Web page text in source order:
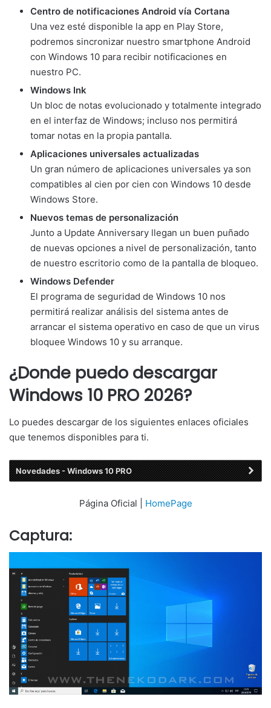
Centro de notificaciones Android vía Cortana
Una vez esté disponible la app en Play Store,
podremos sincronizar nuestro smartphone Android
con Windows 10 para recibir notificaciones en
nuestro PC.
Windows Ink
Un bloc de notas evolucionado y totalmente integrado
en el interfaz de Windows; incluso nos permitirá
tomar notas en la propia pantalla.
Aplicaciones universales actualizadas
Un gran número de aplicaciones universales ya son
compatibles al cien por cien con Windows 10 desde
Windows Store.
Nuevos temas de personalización
Junto a Update Anniversary llegan un buen puñado
de nuevas opciones a nivel de personalización, tanto
de nuestro escritorio como de la pantalla de bloqueo.
Windows Defender
El programa de seguridad de Windows 10 nos
permitirá realizar análisis del sistema antes de
arrancar el sistema operativo en caso de que un virus
bloquee Windows 10 y su arranque.
¿Donde puedo descargar
Windows 10 PRO 2026?
Lo puedes descargar de los siguientes enlaces oficiales
que tenemos disponibles para ti.
Novedades - Windows 10 PRO
Página Oficial | HomePage
Captura: